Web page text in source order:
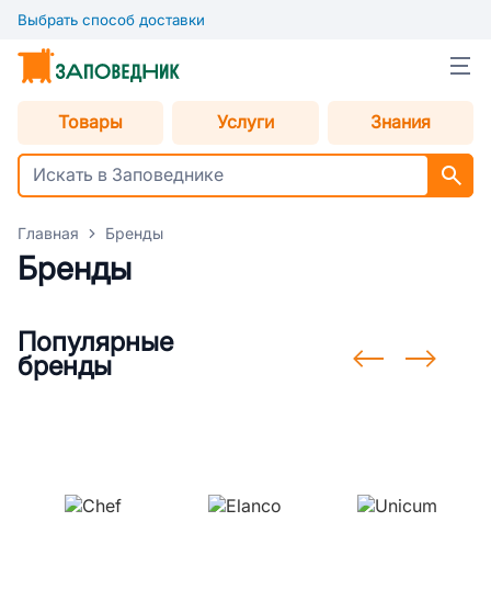
Выбрать способ доставки
Товары Услуги Знания
Главная Бренды
Бренды
Популярные
бренды